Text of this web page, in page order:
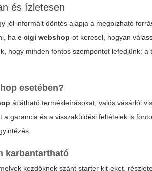
és ízletesen
jól informált döntés alapja a megbízható
hae cigi webshop-ot keresel, hogyan
hogy minden fontos szempontot lefedjünk:
esetében?
átlátható termékleírásokat, valós vásárlói
garancia és a visszaküldési feltételek is
karbantartható
kezdőknek szánt starter kit-eket,